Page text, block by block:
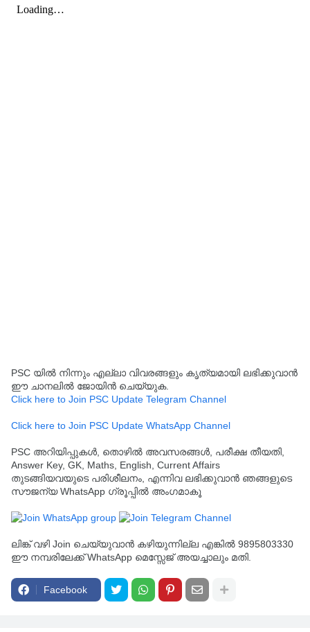
PSC യിൽ നിന്നും എല്ലാ വിവരങ്ങളും കൃത്യമായി ലഭിക്കുവാൻ
ഈ ചാനലിൽ ജോയിൻ ചെയ്യുക.
Click here to Join PSC Update Telegram Channel
Click here to Join PSC Update WhatsApp Channel
PSC അറിയിപ്പുകൾ, തൊഴിൽ അവസരങ്ങൾ, പരീക്ഷ തീയതി,
Answer Key, GK, Maths, English, Current Affairs
തുടങ്ങിയവയുടെ പരിശീലനം, എന്നിവ ലഭിക്കുവാൻ ഞങ്ങളുടെ
സൗജന്യ WhatsApp ഗ്രൂപ്പിൽ അംഗമാകൂ
ലിങ്ക് വഴി Join ചെയ്യുവാൻ കഴിയുന്നില്ല എങ്കിൽ 9895803330
ഈ നമ്പരിലേക്ക് WhatsApp മെസ്സേജ് അയച്ചാലും മതി.
Facebook